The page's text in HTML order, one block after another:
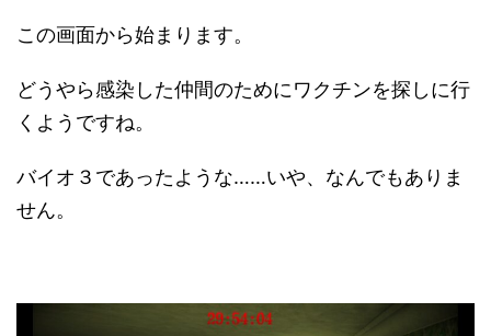
この画面から始まります。
どうやら感染した仲間のためにワクチンを探しに行
くようですね。
バイオ３であったような……いや、なんでもありま
せん。